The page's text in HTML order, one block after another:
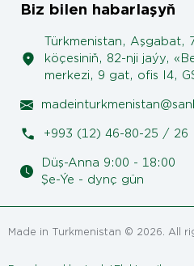
Biz bilen habarlaşyň
Türkmenistan, Aşgabat,
köçesiniň, 82-nji jaýy,
merkezi, 9 gat, ofis I4,
+993 (12) 46-80-25 / 26
Düş-Anna 9:00 - 18:00
Şe-Ýe - dynç gün
Made in Turkmenistan © 2026. All